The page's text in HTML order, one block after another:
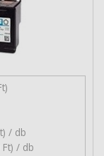
/ db
/ db